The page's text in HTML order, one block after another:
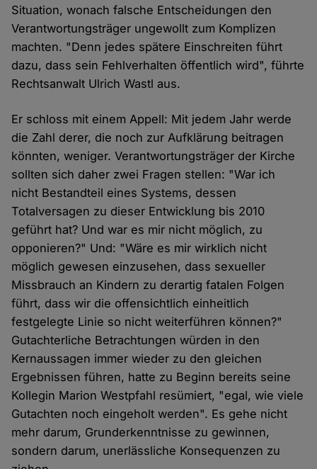
Situation, wonach falsche Entscheidungen den
Verantwortungsträger ungewollt zum Komplizen
machten. "Denn jedes spätere Einschreiten führt
dazu, dass sein Fehlverhalten öffentlich wird", führte
Rechtsanwalt Ulrich Wastl aus.
Er schloss mit einem Appell: Mit jedem Jahr werde
die Zahl derer, die noch zur Aufklärung beitragen
könnten, weniger. Verantwortungsträger der Kirche
sollten sich daher zwei Fragen stellen: "War ich
nicht Bestandteil eines Systems, dessen
Totalversagen zu dieser Entwicklung bis 2010
geführt hat? Und war es mir nicht möglich, zu
opponieren?" Und: "Wäre es mir wirklich nicht
möglich gewesen einzusehen, dass sexueller
Missbrauch an Kindern zu derartig fatalen Folgen
führt, dass wir die offensichtlich einheitlich
festgelegte Linie so nicht weiterführen können?"
Gutachterliche Betrachtungen würden in den
Kernaussagen immer wieder zu den gleichen
Ergebnissen führen, hatte zu Beginn bereits seine
Kollegin Marion Westpfahl resümiert, "egal, wie viele
Gutachten noch eingeholt werden". Es gehe nicht
mehr darum, Grunderkenntnisse zu gewinnen,
sondern darum, unerlässliche Konsequenzen zu